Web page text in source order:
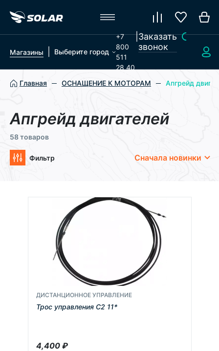
Магазины Выберите город
+7
800
511
28 40
|Заказать
звонок
Главная ОСНАЩЕНИЕ К МОТОРАМ Апгрейд
Апгрейд двигателей
58 товаров
Фильтр Сначала новинки
ДИСТАНЦИОННОЕ УПРАВЛЕНИЕ
Трос управления С2 11*
4,400₽